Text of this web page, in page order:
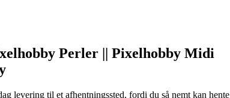
Perler || Pixelhobby Midi
levering til et afhentningssted, fordi du så nemt kan hente